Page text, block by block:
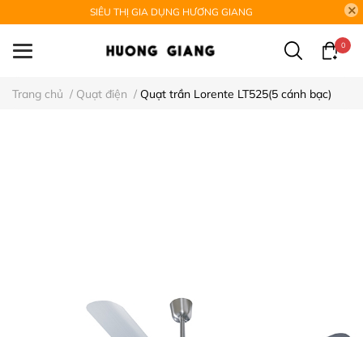
SIÊU THỊ GIA DỤNG HƯƠNG GIANG
0
Trang chủ / Quạt điện / Quạt trần Lorente LT525(5 cánh bạc)